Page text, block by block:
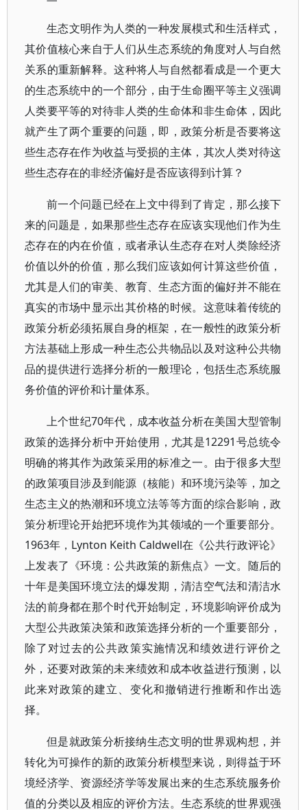
生态文明作为人类的一种发展模式和生活样式，
其价值核心来自于人们从生态系统的角度对人与自然
关系的重新解释。这种将人与自然都看成是一个更大
的生态系统中的一个部分，由于生命圈平等主义强调
人类要平等的对待非人类的生命体和非生命体，因此
就产生了两个重要的问题，即，政策分析是否要将这
些生态存在作为收益与受损的主体，其次人类对待这
些生态存在的非经济偏好是否应该得到计算？
前一个问题已经在上文中得到了肯定，那么接下
来的问题是，如果那些生态存在应该实现他们作为生
态存在的内在价值，或者承认生态存在对人类除经济
价值以外的价值，那么我们应该如何计算这些价值，
尤其是人们的审美、教育、生态方面的偏好并不能在
真实的市场中显示出其价格的时候。这意味着传统的
政策分析必须拓展自身的框架，在一般性的政策分析
方法基础上形成一种生态公共物品以及对这种公共物
品的提供进行选择分析的一般理论，包括生态系统服
务价值的评价和计量体系。
上个世纪70年代，成本收益分析在美国大型管制
政策的选择分析中开始使用，尤其是12291号总统令
明确的将其作为政策采用的标准之一。由于很多大型
的政策项目涉及到能源（核能）和环境污染等，加之
生态主义的热潮和环境立法等等方面的综合影响，政
策分析理论开始把环境作为其领域的一个重要部分。
1963年，Lynton Keith Caldwell在《公共行政评论》
上发表了《环境：公共政策的新焦点》一文。随后的
十年是美国环境立法的爆发期，清洁空气法和清洁水
法的前身都在那个时代开始制定，环境影响评价成为
大型公共政策决策和政策选择分析的一个重要部分，
除了对过去的公共政策实施情况和绩效进行评价之
外，还要对政策的未来绩效和成本收益进行预测，以
此来对政策的建立、变化和撤销进行推断和作出选
择。
但是就政策分析接纳生态文明的世界观构想，并
转化为可操作的新的政策分析模型来说，则得益于环
境经济学、资源经济学等发展出来的生态系统服务价
值的分类以及相应的评价方法。生态系统的世界观强